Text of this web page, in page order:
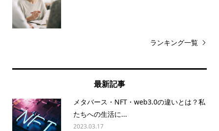
ランキング一覧
最新記事
メタバース・NFT・web3.0の違いとは？私
たちへの生活に...
2023.03.17